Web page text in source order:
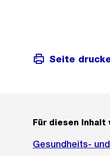
Seite
Für diesen
Gesundheits-